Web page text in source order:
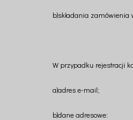
b)składania zamówienia
W przypadku rejestracji
a)adres e-mail;
b)dane adresowe: